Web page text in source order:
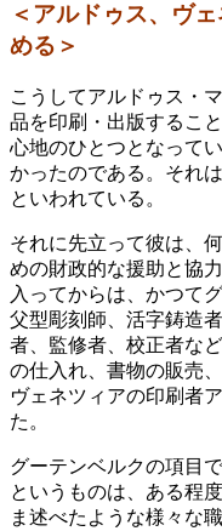
＜アルドゥス、ヴ
める＞
こうしてアルドゥス・
品を印刷・出版するこ
心地のひとつとなって
かったのである。それ
といわれている。
それに先立って彼は、
めの財政的な援助と協
入ってからは、かつて
父型彫刻師、活字鋳造
者、監修者、校正者な
の仕入れ、書物の販売
ヴェネツィアの印刷者
た。
グーテンベルクの項目
というものは、ある程
ま述べたような様々な